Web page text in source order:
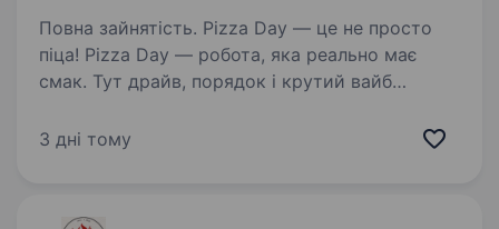
Повна зайнятість. Pizza Day — це не просто
піца! Pizza Day — робота, яка реально має
смак. Тут драйв, порядок і крутий вайб
Ніколенко, 6а (правий берег)
3 дні тому